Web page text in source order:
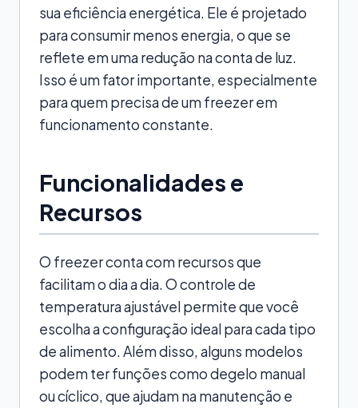
sua eficiência energética. Ele é projetado
para consumir menos energia, o que se
reflete em uma redução na conta de luz.
Isso é um fator importante, especialmente
para quem precisa de um freezer em
funcionamento constante.
Funcionalidades e
Recursos
O freezer conta com recursos que
facilitam o dia a dia. O controle de
temperatura ajustável permite que você
escolha a configuração ideal para cada tipo
de alimento. Além disso, alguns modelos
podem ter funções como degelo manual
ou cíclico, que ajudam na manutenção e